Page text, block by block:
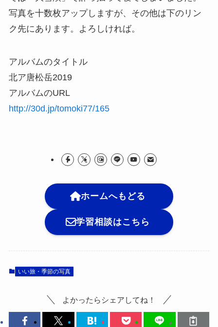
写真を十数枚アップしますが、その他は下のリン
ク先にあります。よろしければ。
アルバムのタイトル
北ア唐松岳2019
アルバムのURL
http://30d.jp/tomoki77/165
ホームへもどる
学習相談はこちら
いい旅・季節の写真
よかったらシェアしてね！